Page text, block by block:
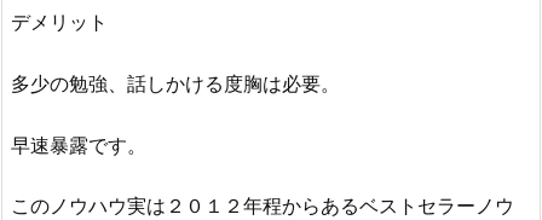
デメリット
多少の勉強、話しかける度胸は必要。
早速暴露です。
このノウハウ実は２０１２年程からあるベストセラーノウ